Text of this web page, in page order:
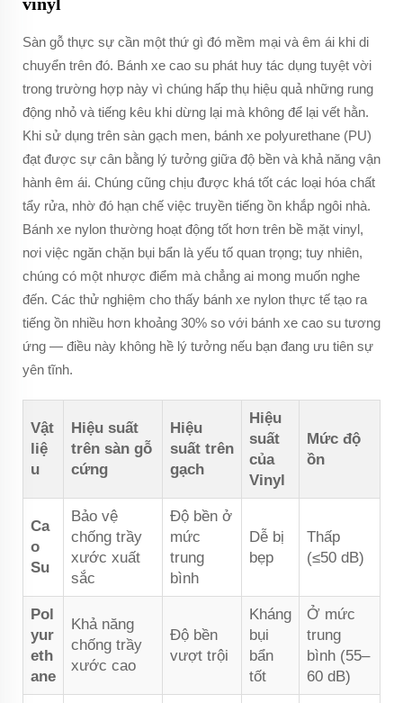
Sàn gỗ thực sự cần một thứ gì đó mềm mại và êm ái khi di
chuyển trên đó. Bánh xe cao su phát huy tác dụng tuyệt vời
trong trường hợp này vì chúng hấp thụ hiệu quả những rung
động nhỏ và tiếng kêu khi dừng lại mà không để lại vết hằn.
Khi sử dụng trên sàn gạch men, bánh xe polyurethane (PU)
đạt được sự cân bằng lý tưởng giữa độ bền và khả năng vận
hành êm ái. Chúng cũng chịu được khá tốt các loại hóa chất
tẩy rửa, nhờ đó hạn chế việc truyền tiếng ồn khắp ngôi nhà.
Bánh xe nylon thường hoạt động tốt hơn trên bề mặt vinyl,
nơi việc ngăn chặn bụi bẩn là yếu tố quan trọng; tuy nhiên,
chúng có một nhược điểm mà chẳng ai mong muốn nghe
đến. Các thử nghiệm cho thấy bánh xe nylon thực tế tạo ra
tiếng ồn nhiều hơn khoảng 30% so với bánh xe cao su tương
ứng — điều này không hề lý tưởng nếu bạn đang ưu tiên sự
yên tĩnh.
Vật
liệ
u
Hiệu suất
trên sàn gỗ
cứng
Hiệu
suất trên
gạch
Hiệu
suất
của
Vinyl
Mức độ
ồn
Ca
o
Su
Bảo vệ
chống trầy
xước xuất
sắc
Độ bền ở
mức
trung
bình
Dễ bị
bẹp
Thấp
(≤50 dB)
Pol
yur
eth
ane
Khả năng
chống trầy
xước cao
Độ bền
vượt trội
Kháng
bụi
bẩn
tốt
Ở mức
trung
bình (55–
60 dB)